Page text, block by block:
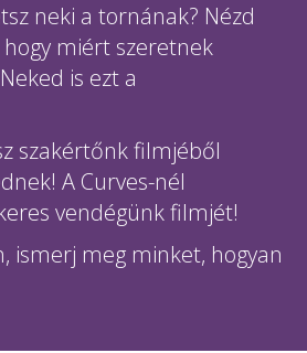
neki a tornának? Nézd
miért szeretnek
is ezt a
szakértőnk filmjéből
A Curves-nél
vendégünk filmjét!
ismerj meg minket, hogyan